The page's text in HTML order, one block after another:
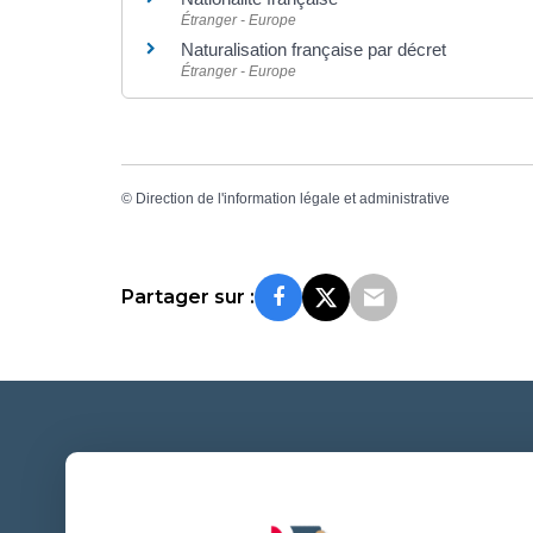
Étranger - Europe
Naturalisation française par décret
Étranger - Europe
© Direction de l'information légale et administrative
Partager sur :